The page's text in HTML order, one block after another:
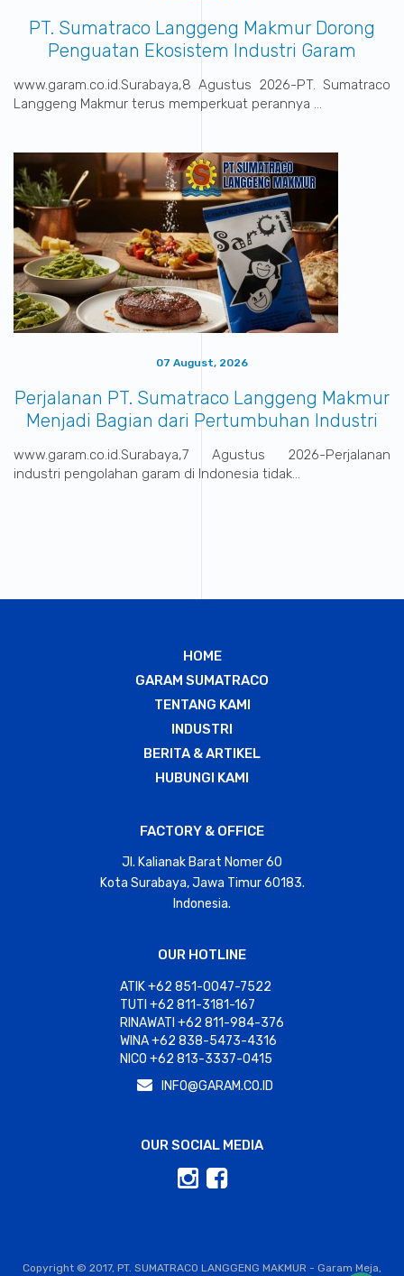
PT. Sumatraco Langgeng Makmur Dorong
Penguatan Ekosistem Industri Garam
www.garam.co.id.Surabaya,8 Agustus 2026-PT. Sumatraco
Langgeng Makmur terus memperkuat perannya ...
07 August, 2026
Perjalanan PT. Sumatraco Langgeng Makmur
Menjadi Bagian dari Pertumbuhan Industri
www.garam.co.id.Surabaya,7 Agustus 2026-Perjalanan
industri pengolahan garam di Indonesia tidak...
HOME
GARAM SUMATRACO
TENTANG KAMI
INDUSTRI
BERITA & ARTIKEL
HUBUNGI KAMI
FACTORY & OFFICE
Jl. Kalianak Barat Nomer 60
Kota Surabaya, Jawa Timur 60183.
Indonesia.
OUR HOTLINE
ATIK +62 851-0047-7522
TUTI +62 811-3181-167
RINAWATI +62 811-984-376
WINA +62 838-5473-4316
NICO +62 813-3337-0415
INFO@GARAM.CO.ID
OUR SOCIAL MEDIA
Copyright © 2017, PT. SUMATRACO LANGGENG MAKMUR - Garam Meja,